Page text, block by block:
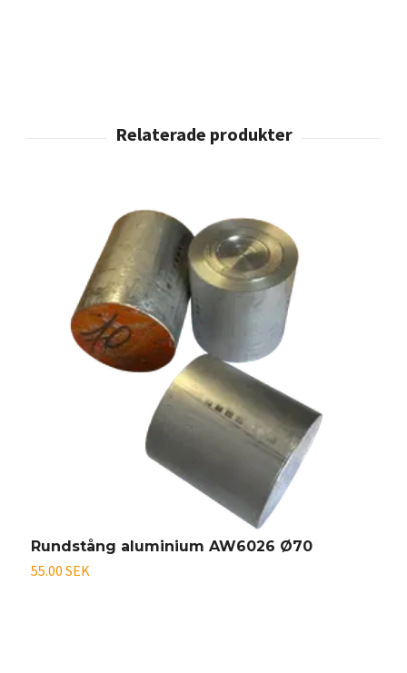
Rundstång aluminium AW6026 Ø70
55.00 SEK